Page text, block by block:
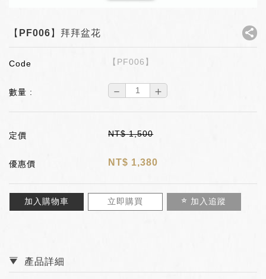
【PF006】拜拜盆花
Code 【PF006】
數量 : － ＋
定價 NT$ 1,500
優惠價 NT$ 1,380
加入購物車 立即購買 加入追蹤
產品詳細